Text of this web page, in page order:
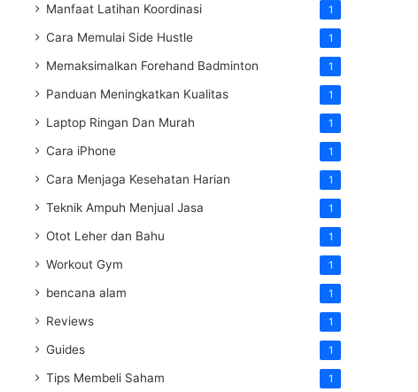
Manfaat Latihan Koordinasi 1
Cara Memulai Side Hustle 1
Memaksimalkan Forehand Badminton 1
Panduan Meningkatkan Kualitas 1
Laptop Ringan Dan Murah 1
Cara iPhone 1
Cara Menjaga Kesehatan Harian 1
Teknik Ampuh Menjual Jasa 1
Otot Leher dan Bahu 1
Workout Gym 1
bencana alam 1
Reviews 1
Guides 1
Tips Membeli Saham 1